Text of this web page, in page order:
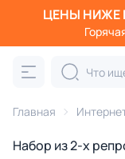
ЦЕНЫ НИЖЕ
Главная
Набор из 2-х